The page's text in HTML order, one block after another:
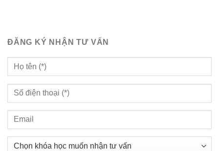
ĐĂNG KÝ NHẬN TƯ VẤN